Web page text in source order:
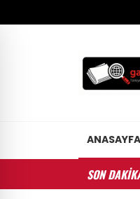
ANASAYFA
SON